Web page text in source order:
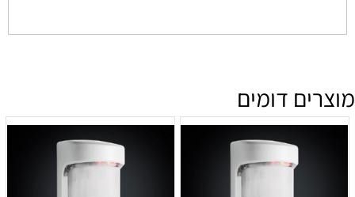
מוצרים דומים